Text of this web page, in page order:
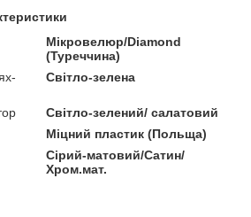
Мікровелюр/Diamond
(Туреччина)
Світло-зелена
Світло-зелений/ салатовий
Міцний пластик (Польща)
Сірий-матовий/Сатин/
Хром.мат.